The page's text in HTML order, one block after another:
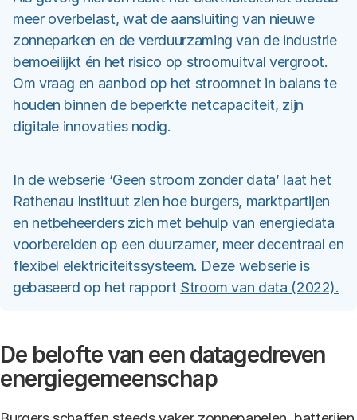
meer overbelast, wat de aansluiting van nieuwe
zonneparken en de verduurzaming van de industrie
bemoeilijkt én het risico op stroomuitval vergroot.
Om vraag en aanbod op het stroomnet in balans te
houden binnen de beperkte netcapaciteit, zijn
digitale innovaties nodig.
In de webserie ‘Geen stroom zonder data’ laat het
Rathenau Instituut zien hoe burgers, marktpartijen
en netbeheerders zich met behulp van energiedata
voorbereiden op een duurzamer, meer decentraal en
flexibel elektriciteitssysteem. Deze webserie is
gebaseerd op het rapport Stroom van data (2022).
De belofte van een datagedreven
energiegemeenschap